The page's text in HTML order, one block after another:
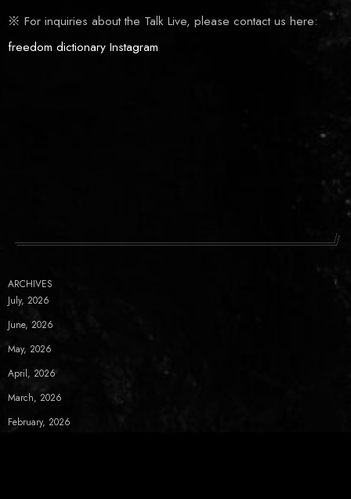
※ For inquiries about the Talk Live, please contact us here:
freedom dictionary Instagram
ARCHIVES
July, 2026
June, 2026
May, 2026
April, 2026
March, 2026
February, 2026